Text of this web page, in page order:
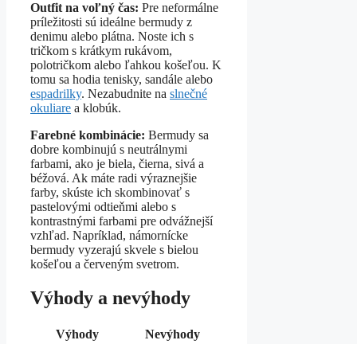
Outfit na voľný čas: Pre neformálne
príležitosti sú ideálne bermudy z
denimu alebo plátna. Noste ich s
tričkom s krátkym rukávom,
polotričkom alebo ľahkou košeľou. K
tomu sa hodia tenisky, sandále alebo
espadrilky. Nezabudnite na slnečné
okuliare a klobúk.
Farebné kombinácie: Bermudy sa
dobre kombinujú s neutrálnymi
farbami, ako je biela, čierna, sivá a
béžová. Ak máte radi výraznejšie
farby, skúste ich skombinovať s
pastelovými odtieňmi alebo s
kontrastnými farbami pre odvážnejší
vzhľad. Napríklad, námornícke
bermudy vyzerajú skvele s bielou
košeľou a červeným svetrom.
Výhody a nevýhody
Výhody
Nevýhody